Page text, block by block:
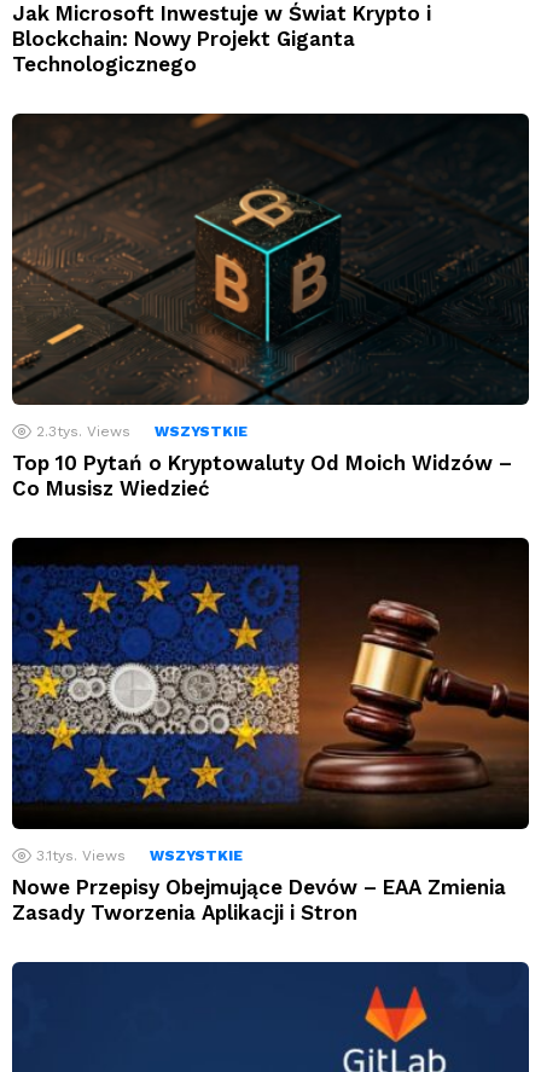
Jak Microsoft Inwestuje w Świat Krypto i
Blockchain: Nowy Projekt Giganta
Technologicznego
2.3tys. Views WSZYSTKIE
Top 10 Pytań o Kryptowaluty Od Moich Widzów –
Co Musisz Wiedzieć
3.1tys. Views WSZYSTKIE
Nowe Przepisy Obejmujące Devów – EAA Zmienia
Zasady Tworzenia Aplikacji i Stron